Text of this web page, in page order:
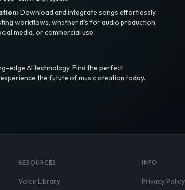
Download and integrate songs effortlessly
workflows, whether it’s for audio production,
media, or commercial use.
edge AI technology. Find the perfect
the future of music creation today.
RESOURCES
Voice Library
INFO
Privacy Policy